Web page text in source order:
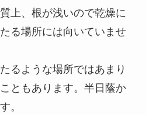
上、根が浅いので乾燥に
る場所には向いていませ
るような場所ではあまり
ともあります。半日蔭か
。